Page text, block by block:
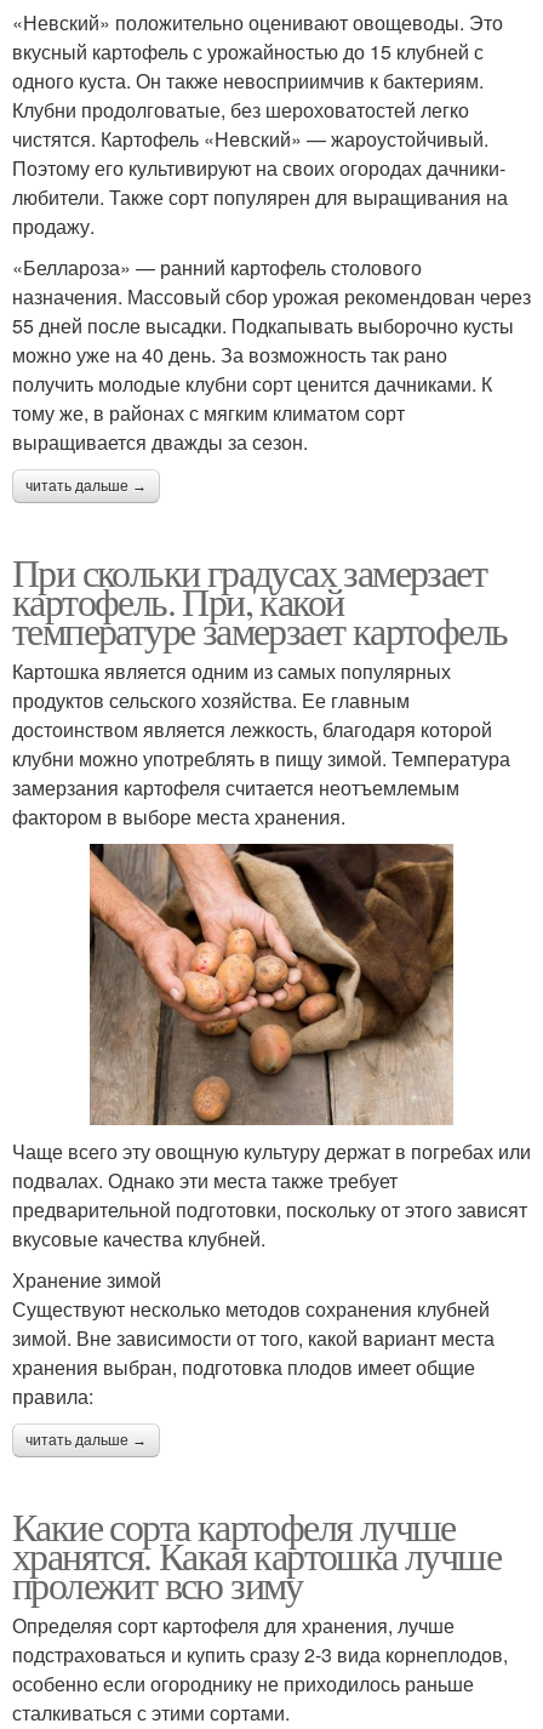
«Невский» положительно оценивают овощеводы. Это
вкусный картофель с урожайностью до 15 клубней с
одного куста. Он также невосприимчив к бактериям.
Клубни продолговатые, без шероховатостей легко
чистятся. Картофель «Невский» — жароустойчивый.
Поэтому его культивируют на своих огородах дачники-
любители. Также сорт популярен для выращивания на
продажу.
«Беллароза» — ранний картофель столового
назначения. Массовый сбор урожая рекомендован через
55 дней после высадки. Подкапывать выборочно кусты
можно уже на 40 день. За возможность так рано
получить молодые клубни сорт ценится дачниками. К
тому же, в районах с мягким климатом сорт
выращивается дважды за сезон.
читать дальше →
При скольки градусах замерзает
картофель. При, какой
температуре замерзает картофель
Картошка является одним из самых популярных
продуктов сельского хозяйства. Ее главным
достоинством является лежкость, благодаря которой
клубни можно употреблять в пищу зимой. Температура
замерзания картофеля считается неотъемлемым
фактором в выборе места хранения.
Чаще всего эту овощную культуру держат в погребах или
подвалах. Однако эти места также требует
предварительной подготовки, поскольку от этого зависят
вкусовые качества клубней.
Хранение зимой
Существуют несколько методов сохранения клубней
зимой. Вне зависимости от того, какой вариант места
хранения выбран, подготовка плодов имеет общие
правила:
читать дальше →
Какие сорта картофеля лучше
хранятся. Какая картошка лучше
пролежит всю зиму
Определяя сорт картофеля для хранения, лучше
подстраховаться и купить сразу 2-3 вида корнеплодов,
особенно если огороднику не приходилось раньше
сталкиваться с этими сортами.